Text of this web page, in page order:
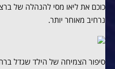
כוכם את ליאו מסי להנהלה של
נרחיב מאוחר יותר.